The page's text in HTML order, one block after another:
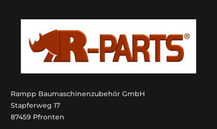
Rampp Baumaschinenzubehör GmbH
Stapferweg 17
87459 Pfronten